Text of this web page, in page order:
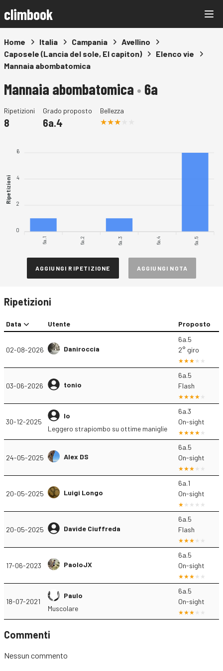
climbook
Home Italia Campania
Avellino
Caposele (Lancia del sole, El capiton)
Elenco vie
Mannaia abombatomica
Mannaia abombatomica • 6a
Ripetizioni
8
Grado proposto
6a.4
Bellezza
6
4
2
0
Ripetizioni
6a.1 6a.2 6a.3 6a.4 6a.5
AGGIUNGI RIPETIZIONE AGGIUNGI NOTA
Ripetizioni
Data Utente Proposto
02-08-2026 Daniroccia
6a.5
2° giro
03-06-2026 tonio
6a.5
Flash
30-12-2025
Io
Leggero strapiombo su ottime maniglie
6a.3
On-sight
24-05-2025 Alex DS
6a.5
On-sight
20-05-2025 Luigi Longo
6a.1
On-sight
20-05-2025 Davide Ciuffreda
6a.5
Flash
17-06-2023 PaoloJX
6a.5
On-sight
18-07-2021
Paulo
Muscolare
6a.5
On-sight
Commenti
Nessun commento